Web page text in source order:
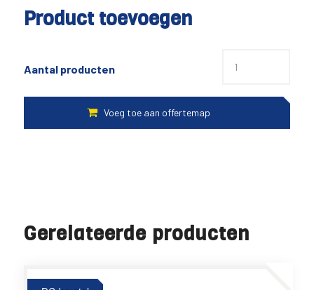
Product toevoegen
Aantal producten
Gerelateerde producten